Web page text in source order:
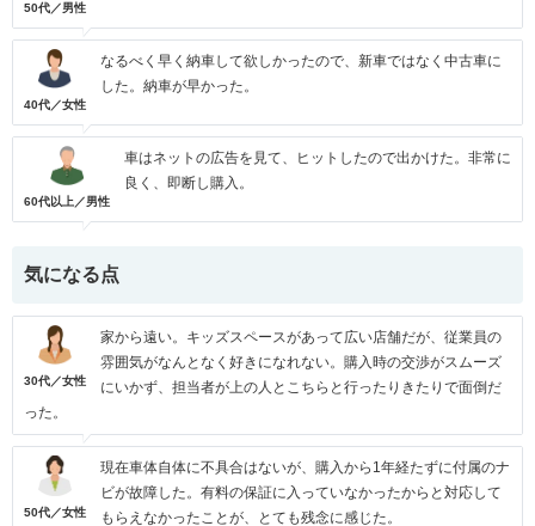
50代／男性
40代／女性
なるべく早く納車して欲しかったので、新車ではなく中古車に
した。納車が早かった。
60代以上／男性
車はネットの広告を見て、ヒットしたので出かけた。非常に
良く、即断し購入。
気になる点
30代／女性
家から遠い。キッズスペースがあって広い店舗だが、従業員の
雰囲気がなんとなく好きになれない。購入時の交渉がスムーズ
にいかず、担当者が上の人とこちらと行ったりきたりで面倒だ
った。
50代／女性
現在車体自体に不具合はないが、購入から1年経たずに付属のナ
ビが故障した。有料の保証に入っていなかったからと対応して
もらえなかったことが、とても残念に感じた。